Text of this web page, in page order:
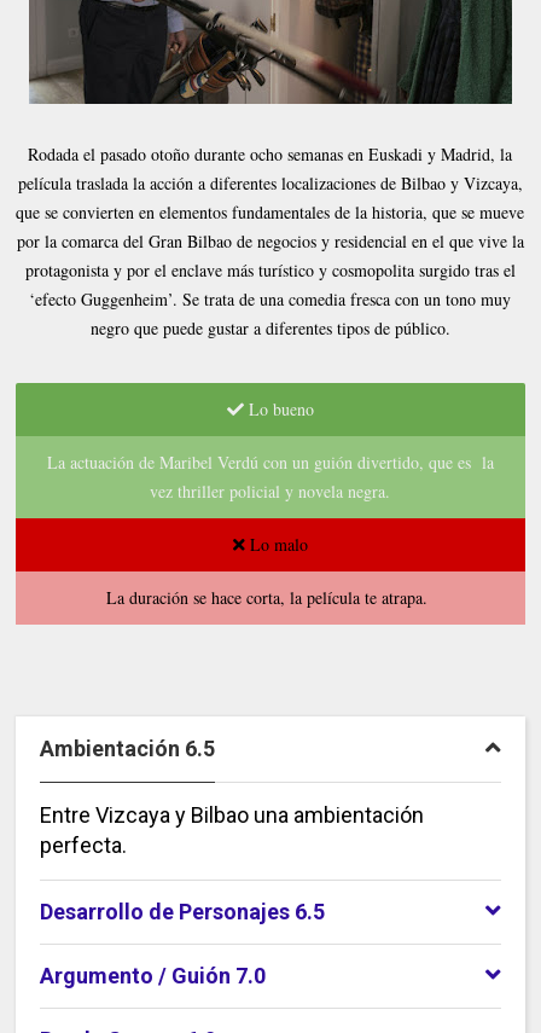
Rodada el pasado otoño durante ocho semanas en Euskadi y Madrid, la
película traslada la acción a diferentes localizaciones de Bilbao y Vizcaya,
que se convierten en elementos fundamentales de la historia, que se mueve
por la comarca del Gran Bilbao de negocios y residencial en el que vive la
protagonista y por el enclave más turístico y cosmopolita surgido tras el
‘efecto Guggenheim’. Se trata de una comedia fresca con un tono muy
negro que puede gustar a diferentes tipos de público.
Lo bueno
La actuación de Maribel Verdú con un guión divertido, que es la
vez thriller policial y novela negra.
Lo malo
La duración se hace corta, la película te atrapa.
Ambientación 6.5
Entre Vizcaya y Bilbao una ambientación
perfecta.
Desarrollo de Personajes 6.5
Argumento / Guión 7.0